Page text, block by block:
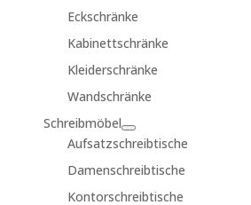
Eckschränke
Kabinettschränke
Kleiderschränke
Wandschränke
Schreibmöbel
Aufsatzschreibtische
Damenschreibtische
Kontorschreibtische